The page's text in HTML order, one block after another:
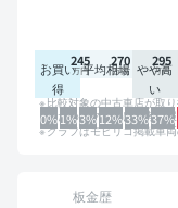
お買い
得
平均相場 やや高
い
0%1%3%12%33%37%
245 270 295
比較対象の中古車店が取
るため、グラフは参考情
グラフはモビリコ掲載車
板金歴